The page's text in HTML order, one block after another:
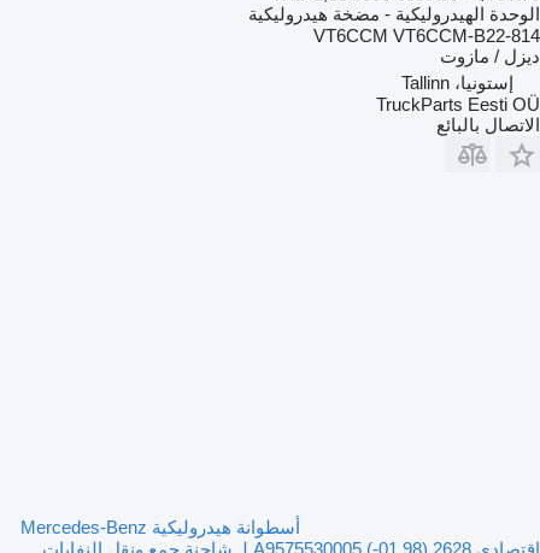
الوحدة الهيدروليكية - مضخة هيدروليكية
VT6CCM VT6CCM-B22-814
ديزل / مازوت
إستونيا، Tallinn
TruckParts Eesti OÜ
الاتصال بالبائع
أسطوانة هيدروليكية Mercedes-Benz
اقتصادي 2628 (01.98-) A9575530005 لـ شاحنة جمع ونقل النفايات